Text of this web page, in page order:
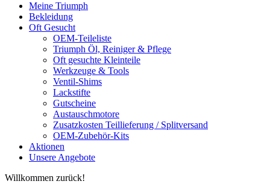
Meine Triumph
Bekleidung
Oft Gesucht
OEM-Teileliste
Triumph Öl, Reiniger & Pflege
Oft gesuchte Kleinteile
Werkzeuge & Tools
Ventil-Shims
Lackstifte
Gutscheine
Austauschmotore
Zusatzkosten Teillieferung / Splitversand
OEM-Zubehör-Kits
Aktionen
Unsere Angebote
Willkommen zurück!